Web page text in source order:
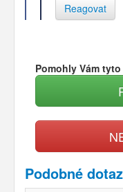
Reagovat
Pomohly Vám
Podobné